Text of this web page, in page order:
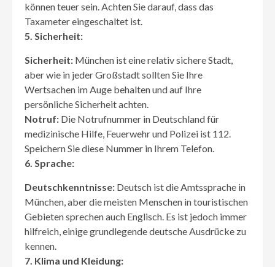
können teuer sein. Achten Sie darauf, dass das
Taxameter eingeschaltet ist.
5. Sicherheit:
Sicherheit: München ist eine relativ sichere Stadt,
aber wie in jeder Großstadt sollten Sie Ihre
Wertsachen im Auge behalten und auf Ihre
persönliche Sicherheit achten.
Notruf: Die Notrufnummer in Deutschland für
medizinische Hilfe, Feuerwehr und Polizei ist 112.
Speichern Sie diese Nummer in Ihrem Telefon.
6. Sprache:
Deutschkenntnisse: Deutsch ist die Amtssprache in
München, aber die meisten Menschen in touristischen
Gebieten sprechen auch Englisch. Es ist jedoch immer
hilfreich, einige grundlegende deutsche Ausdrücke zu
kennen.
7. Klima und Kleidung: